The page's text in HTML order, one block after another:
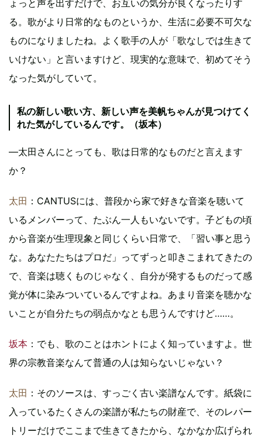
ょっと声を出すだけで、お互いの気分が良くなったりす
る。歌がより日常的なものというか、生活に必要不可欠な
ものになりましたね。よく歌手の人が「歌なしでは生きて
いけない」と言いますけど、現実的な意味で、初めてそう
なった気がしていて。
私の新しい歌い方、新しい声を美帆ちゃんが見つけてく
れた気がしているんです。（坂本）
―太田さんにとっても、歌は日常的なものだと言えます
か？
太田 ：CANTUSには、普段から家で好きな音楽を聴いて
いるメンバーって、たぶん一人もいないです。子どもの頃
から音楽が生理現象と同じくらい日常で、「習い事と思う
な。あなたたちはプロだ」ってずっと叩きこまれてきたの
で、音楽は聴くものじゃなく、自分が発するものだって感
覚が体に染みついているんですよね。あまり音楽を聴かな
いことが自分たちの弱点かなとも思うんですけど……。
坂本 ：でも、歌のことはホントによく知っていますよ。世
界の宗教音楽なんて普通の人は知らないじゃない？
太田 ：そのソースは、すっごく古い楽譜なんです。紙袋に
入っているたくさんの楽譜が私たちの財産で、そのレパー
トリーだけでここまで生きてきたから、なかなか広げられ